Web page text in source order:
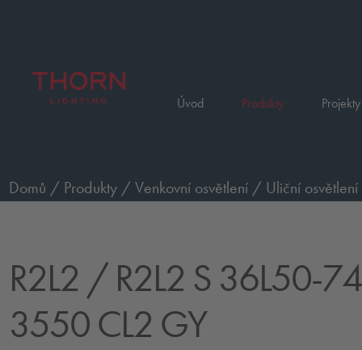
Úvod Produkty
Domů / Produkty /Venkovní osvětlení / Uliční osvětlení
R2L2 / R2L2 S 36L50-
3550 CL2 GY